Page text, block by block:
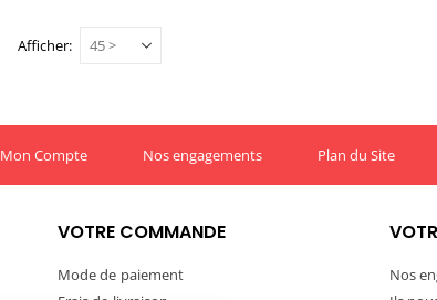
Afficher
Mon Compte Nos engagements Plan du Site
VOTRE COMMANDE
Mode de paiement
Nos